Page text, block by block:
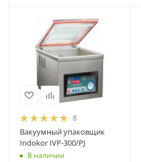
8
Вакуумный упаковщик
Indokor IVP-300/PJ
В наличии